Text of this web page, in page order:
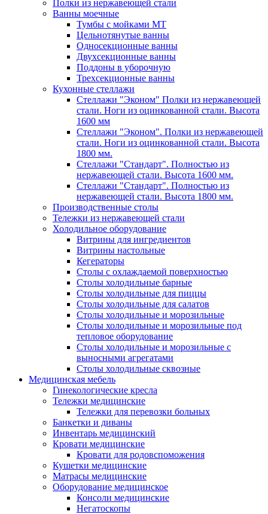
Полки из нержавеющей стали
Ванны моечные
Тумбы с мойками МТ
Цельнотянутые ванны
Односекционные ванны
Двухсекционные ванны
Поддоны в уборочную
Трехсекционные ванны
Кухонные стеллажи
Стеллажи "Эконом" Полки из нержавеющей
стали. Ноги из оцинкованной стали. Высота
1600 мм
Стеллажи "Эконом". Полки из нержавеющей
стали. Ноги из оцинкованной стали. Высота
1800 мм.
Стеллажи "Стандарт". Полностью из
нержавеющей стали. Высота 1600 мм.
Стеллажи "Стандарт". Полностью из
нержавеющей стали. Высота 1800 мм.
Производственные столы
Тележки из нержавеющей стали
Холодильное оборудование
Витрины для ингредиентов
Витрины настольные
Кегераторы
Столы с охлаждаемой поверхностью
Столы холодильные барные
Столы холодильные для пиццы
Столы холодильные для салатов
Столы холодильные и морозильные
Столы холодильные и морозильные под
тепловое оборудование
Столы холодильные и морозильные с
выносными агрегатами
Столы холодильные сквозные
Медицинская мебель
Гинекологические кресла
Тележки медицинские
Тележки для перевозки больных
Банкетки и диваны
Инвентарь медицинский
Кровати медицинские
Кровати для родовспоможения
Кушетки медицинские
Матраcы медицинские
Оборудование медицинское
Консоли медицинские
Негатоскопы